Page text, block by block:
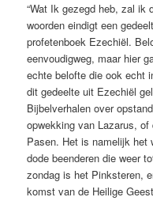
“Wat Ik gezegd heb, zal ik
woorden eindigt een
profetenboek Ezechiël.
eenvoudigweg, maar hier
echte belofte die ook echt
dit gedeelte uit Ezechiël
Bijbelverhalen over
opwekking van Lazarus,
Pasen. Het is namelijk het
dode beenderen die weer
zondag is het Pinksteren,
komst van de Heilige